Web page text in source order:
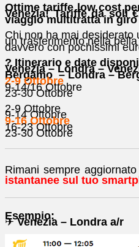
Ottime tariffe low cost
Venezia! Tariffe da soli
viaggio multitratta in giro
Chi non ha mai desiderato
un trasferimento nella
davvero con pochissimi
? Itinerario e date
Venezia – Londra –
Bergamo – Londra –
2-9 Ottobre
9-14/16 Ottobre
23-30 Ottobre
2-9 Ottobre
9-14 Ottobre
9-16 Ottobre
16-23 Ottobre
23-30 Ottobre
Rimani sempre
istantanee sul tuo
Esempio:
✈Venezia – Londra a/r